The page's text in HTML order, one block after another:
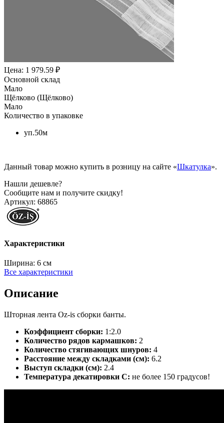
Цена: 1 979.59 ₽
Основной склад
Мало
Щёлково (Щёлково)
Мало
Количество в упаковке
уп.50м
Данный товар можно купить в розницу на сайте «Шкатулка».
Нашли дешевле?
Сообщите нам и получите скидку!
Артикул: 68865
Характеристики
Ширина: 6 см
Все характеристики
Описание
Шторная лента Oz-is сборки банты.
Коэффициент сборки: 1:2.0
Количество рядов кармашков: 2
Количество стягивающих шнуров: 4
Расстояние между складками (см): 6.2
Выступ складки (см): 2.4
Температура декатировки С: не более 150 градусов!